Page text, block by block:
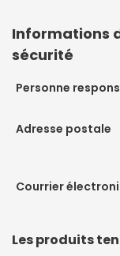
Informations
sécurité
Personne
Adresse postale
Courrier
Les produits